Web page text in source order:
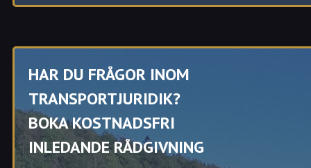
ditt körkort
Eller andra trafikjuridiska problem?
Transportjurister ger dig i Karlstad råd och stöd.
Varmt välkommen att kontakt oss när du behöver hjälp med
indraget körkort Karlstad.
HAR DU FRÅGOR INOM
TRANSPORTJURIDIK?
BOKA KOSTNADSFRI
INLEDANDE RÅDGIVNING